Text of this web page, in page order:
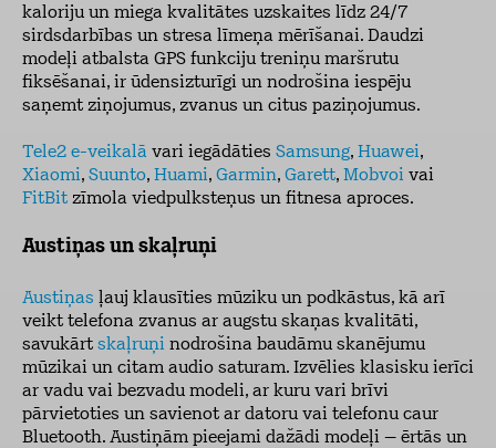
kaloriju un miega kvalitātes uzskaites līdz 24/7
sirdsdarbības un stresa līmeņa mērīšanai. Daudzi
modeļi atbalsta GPS funkciju treniņu maršrutu
fiksēšanai, ir ūdensizturīgi un nodrošina iespēju
saņemt ziņojumus, zvanus un citus paziņojumus.
Tele2 e-veikalā vari iegādāties Samsung, Huawei,
Xiaomi, Suunto, Huami, Garmin, Garett, Mobvoi vai
FitBit zīmola viedpulksteņus un fitnesa aproces.
Austiņas un skaļruņi
Austiņas ļauj klausīties mūziku un podkāstus, kā arī
veikt telefona zvanus ar augstu skaņas kvalitāti,
savukārt skaļruņi nodrošina baudāmu skanējumu
mūzikai un citam audio saturam. Izvēlies klasisku ierīci
ar vadu vai bezvadu modeli, ar kuru vari brīvi
pārvietoties un savienot ar datoru vai telefonu caur
Bluetooth. Austiņām pieejami dažādi modeļi – ērtās un